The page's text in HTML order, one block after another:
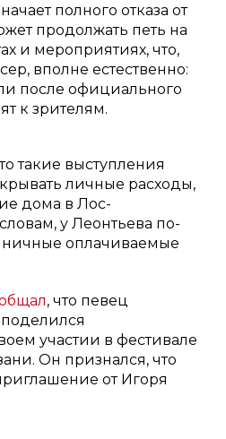
полного отказа от
продолжать петь на
и мероприятиях, что,
вполне естественно:
после официального
к зрителям.
такие выступления
личные расходы,
дома в Лос-
у Леонтьева по-
оплачиваемые
, что певец
участии в фестивале
Он признался, что
от Игоря